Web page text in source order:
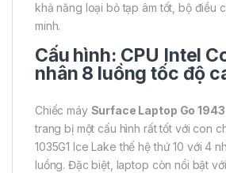
khả năng loại bỏ tạp âm tốt, bộ điều
minh.
Cấu hình: CPU Intel
nhân 8 luồng tốc độ
Chiếc máy Surface Laptop Go 1943
trang bị một cấu hình rất tốt với con
1035G1 Ice Lake thế hệ thứ 10 với 4
luồng. Đặc biệt, laptop còn nổi bật